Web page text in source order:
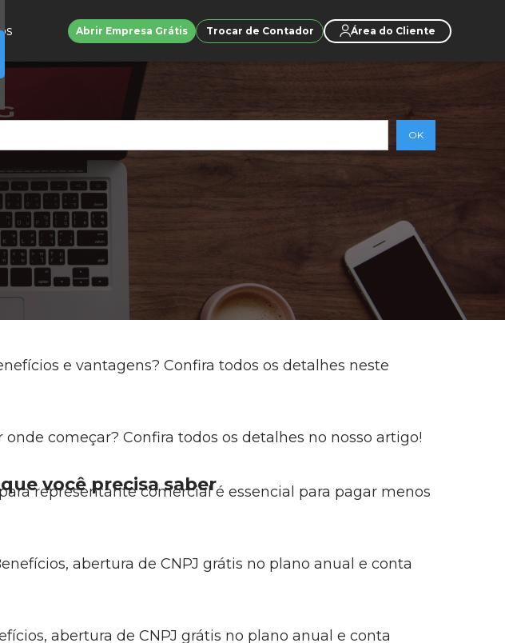
Abrir Empresa Grátis Trocar de Contador Área do Cliente
e vantagens? Confira todos os detalhes neste
começar? Confira todos os detalhes no nosso artigo!
você precisa saber
representante comercial é essencial para pagar menos
abertura de CNPJ grátis no plano anual e conta
abertura de CNPJ grátis no plano anual e conta